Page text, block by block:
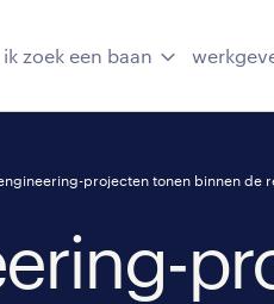
ik zoek een baan
projecten tonen binnen de